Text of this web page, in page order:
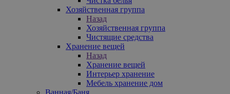
Хозяйственная группа
Назад
Хозяйственная группа
Чистящие средства
Хранение вещей
Назад
Хранение вещей
Интерьер хранение
Мебель хранение дом
Ванная/Баня